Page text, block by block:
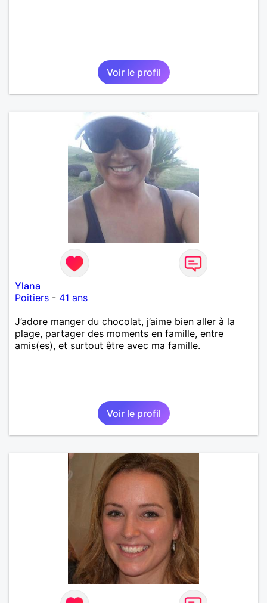
Voir le profil
Ylana
Poitiers - 41 ans
J’adore manger du chocolat, j’aime bien aller à la
plage, partager des moments en famille, entre
amis(es), et surtout être avec ma famille.
Voir le profil